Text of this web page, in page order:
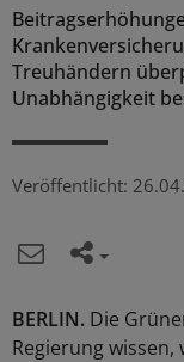
Treuhändern
Unabhängigkeit
Veröffentlicht:
BERLIN. Die
Regierung